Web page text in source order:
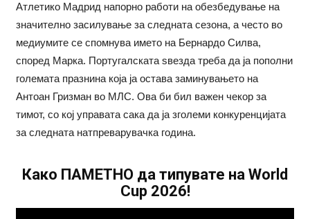
Атлетико Мадрид напорно работи на обезбедување на
значително засилување за следната сезона, а често во
медиумите се спомнува името на Бернардо Силва,
според Марка. Португалската ѕвезда треба да ја пополни
големата празнина која ја остава заминувањето на
Антоан Гризман во МЛС. Ова би бил важен чекор за
тимот, со кој управата сака да ја зголеми конкуренцијата
за следната натпреварувачка година.
Како ПАМЕТНО да типувате на World
Cup 2026!